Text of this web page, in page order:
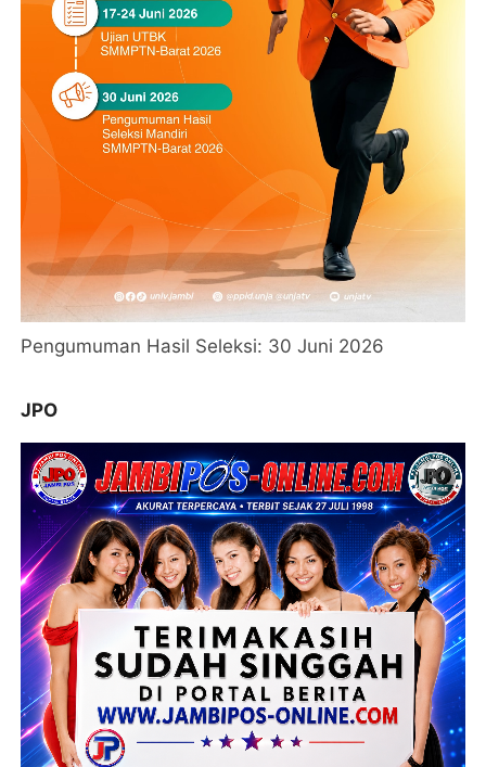
Pengumuman Hasil Seleksi: 30 Juni 2026
JPO